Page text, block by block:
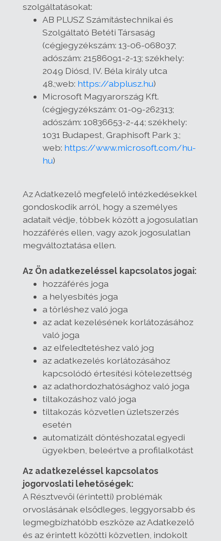
szolgáltatásokat:
AB PLUSZ Számítástechnikai és
Szolgáltató Betéti Társaság
(cégjegyzékszám: 13-06-068037;
adószám: 21586091-2-13; székhely:
2049 Diósd, IV. Béla király utca
48.;web: https://abplusz.hu)
Microsoft Magyarország Kft.
(cégjegyzékszám: 01-09-262313;
adószám: 10836653-2-44; székhely:
1031 Budapest, Graphisoft Park 3.;
web: https://www.microsoft.com/hu-
hu)
Az Adatkezelő megfelelő intézkedésekkel
gondoskodik arról, hogy a személyes
adatait védje, többek között a jogosulatlan
hozzáférés ellen, vagy azok jogosulatlan
megváltoztatása ellen.
Az Ön adatkezeléssel kapcsolatos jogai:
hozzáférés joga
a helyesbítés joga
a törléshez való joga
az adat kezelésének korlátozásához
való joga
az elfeledtetéshez való jog
az adatkezelés korlátozásához
kapcsolódó értesítési kötelezettség
az adathordozhatósághoz való joga
tiltakozáshoz való joga
tiltakozás közvetlen üzletszerzés
esetén
automatizált döntéshozatal egyedi
ügyekben, beleértve a profilalkotást
Az adatkezeléssel kapcsolatos
jogorvoslati lehetőségek:
A Résztvevői (érintetti) problémák
orvoslásának elsődleges, leggyorsabb és
legmegbízhatóbb eszköze az Adatkezelő
és az érintett közötti közvetlen, indokolt